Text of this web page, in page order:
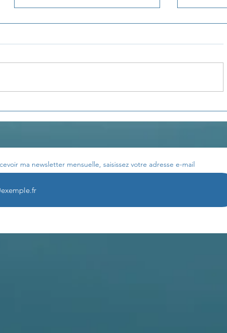
comme
ma newsletter mensuelle, saisissez votre adresse e-mail